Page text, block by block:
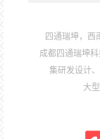
四通瑞坤，西
成都四通瑞坤
集研发设计
大